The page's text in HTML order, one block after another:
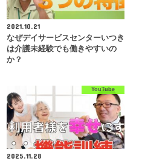
2021.10.21
なぜデイサービスセンターいつき
は介護未経験でも働きやすいの
か？
YouTube
2025.11.28